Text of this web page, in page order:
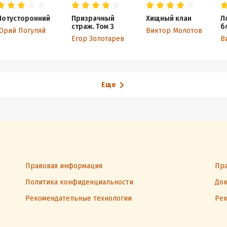
Погуляй
Призрачный
страж. Том 3
Егор Золотарев
Хищный клан
Виктор Молотов
Еще
Правовая информация
Политика конфиденциальности
Рекомендательные технологии